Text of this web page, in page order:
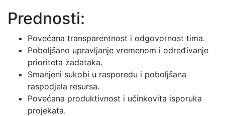
Prednosti:
Povećana transparentnost i odgovornost tima.
Poboljšano upravljanje vremenom i određivanje
prioriteta zadataka.
Smanjeni sukobi u rasporedu i poboljšana
raspodjela resursa.
Povećana produktivnost i učinkovita isporuka
projekata.